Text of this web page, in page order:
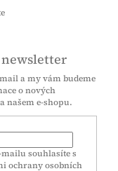
a my vám budeme
o nových
našem e-shopu.
souhlasíte s
ochrany osobních